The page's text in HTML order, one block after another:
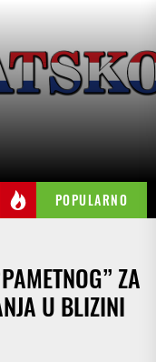
POPULARNO
ZA
U BLIZINI